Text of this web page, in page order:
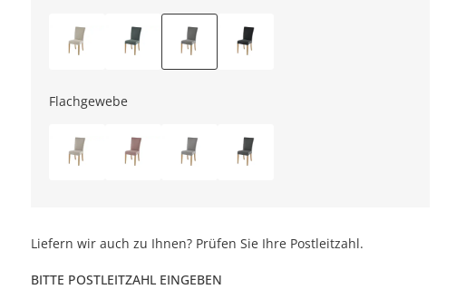
Flachgewebe
Liefern wir auch zu Ihnen? Prüfen Sie Ihre Postleitzahl.
BITTE POSTLEITZAHL EINGEBEN